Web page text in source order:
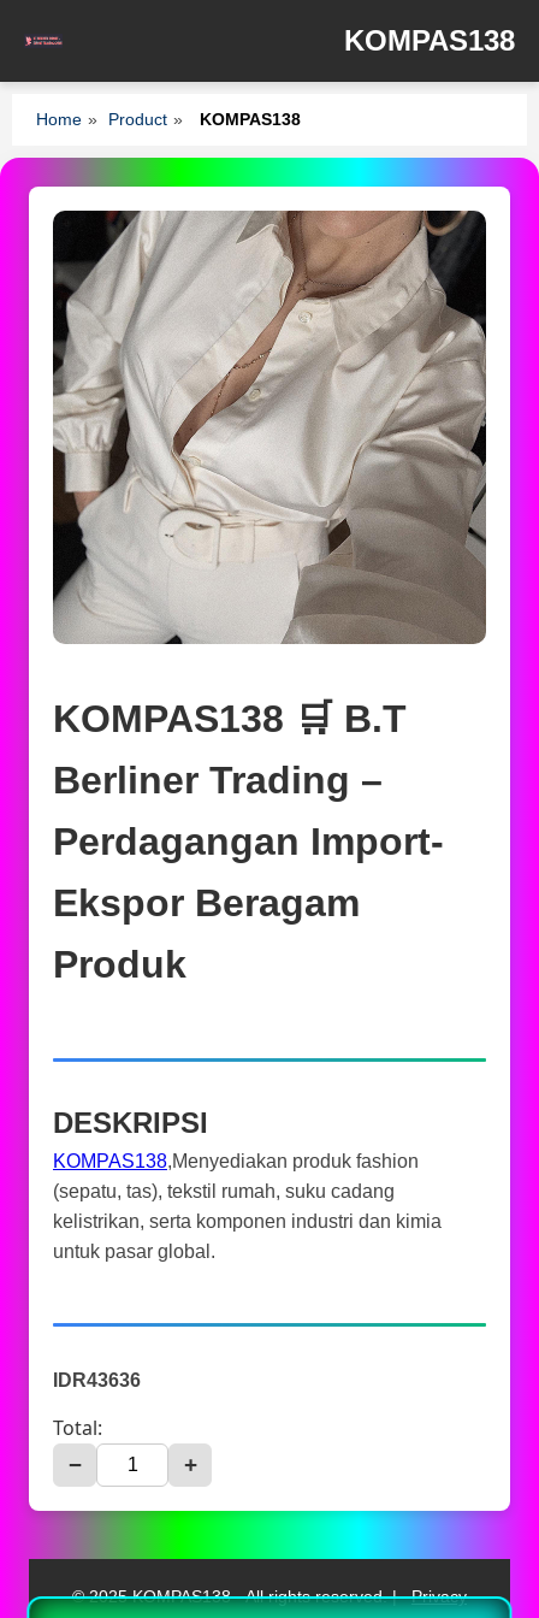
KOMPAS138
Home » Product » KOMPAS138
KOMPAS138 🛒 B.T
Berliner Trading –
Perdagangan Import-
Ekspor Beragam
Produk
DESKRIPSI
KOMPAS138,Menyediakan produk fashion
(sepatu, tas), tekstil rumah, suku cadang
kelistrikan, serta komponen industri dan kimia
untuk pasar global.
IDR43636
Total:
− +
© 2025 KOMPAS138 - All rights reserved. | Privacy